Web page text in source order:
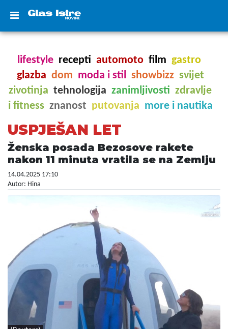
lifestyle recepti automoto film gastro
glazba dom moda i stil showbizz svijet
zivotinja tehnologija zanimljivosti zdravlje
i fitness znanost putovanja more i nautika
USPJEŠAN LET
Ženska posada Bezosove rakete
nakon 11 minuta vratila se na Zemlju
14.04.2025 17:10
Autor: Hina